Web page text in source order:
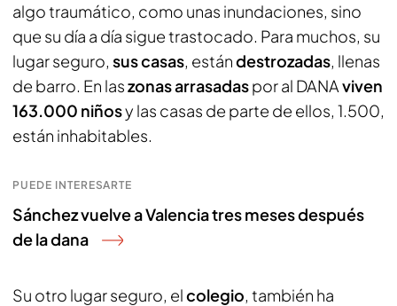
algo traumático, como unas inundaciones, sino
que su día a día sigue trastocado. Para muchos, su
lugar seguro, sus casas, estándestrozadas, llenas
de barro. En laszonas arrasadaspor al DANAviven
163.000 niñosy las casas de parte de ellos, 1.500,
están inhabitables.
PUEDE INTERESARTE
Sánchez vuelve a Valencia tres meses después
de la dana
Su otro lugar seguro, elcolegio, también ha